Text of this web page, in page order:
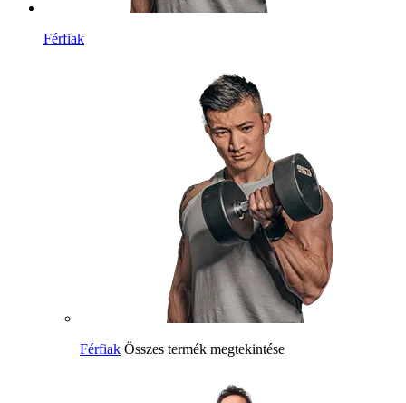
Férfiak
Férfiak Összes termék megtekintése